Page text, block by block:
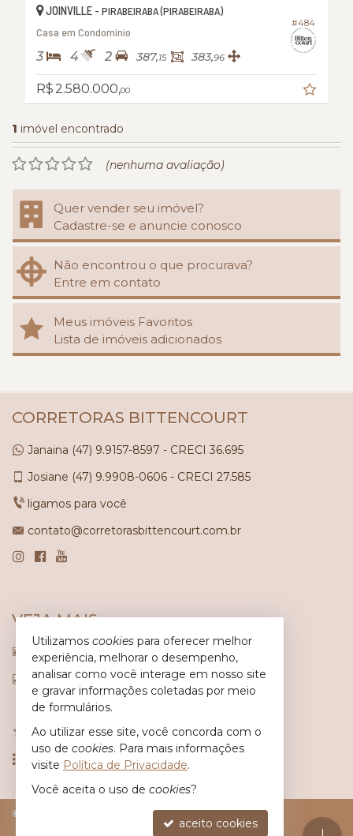
#484
JOINVILLE - PIRABEIRABA (PIRABEIRABA)
Casa em Condomínio
3 4 2 387,15 383,96
R$ 2.580.000,00
1 imóvel encontrado
(nenhuma avaliação)
Quer vender seu imóvel?
Cadastre-se e anuncie conosco
Não encontrou o que procurava?
Entre em contato
Meus imóveis Favoritos
Lista de imóveis adicionados
CORRETORAS BITTENCOURT
Janaina (47) 9.9157-8597 - CRECI 36.695
Josiane (47) 9.9908-0606 - CRECI 27.585
ligamos para você
contato@corretorasbittencourt.com.br
VEJA MAIS
receba nosso newsletter
indicadores financeiros
cadastre seu imóvel
imóveis favoritos
mapa de imóveis
© Política de Privacidade
Utilizamos cookies para oferecer melhor
experiência, melhorar o desempenho,
analisar como você interage em nosso site
e gravar informações coletadas por meio
de formulários.
Ao utilizar esse site, você concorda com o
uso de cookies. Para mais informações
visite Política de Privacidade.
Você aceita o uso de cookies?
aceito cookies